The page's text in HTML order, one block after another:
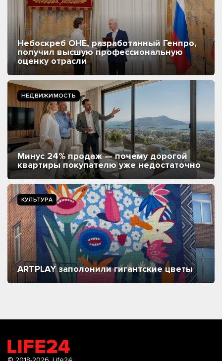
Небоскреб ОНЕ, разработанный Генпро,
получил высшую профессиональную
оценку отрасли
НЕДВИЖИМОСТЬ
Минус 24% продаж — почему дорогой
квартиры покупателю уже недостаточно
КУЛЬТУРА
ARTPLAY заполонили гигантские цветы